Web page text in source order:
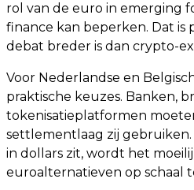
rol van de euro in emerging
finance kan beperken. Dat is
debat breder is dan crypto-
Voor Nederlandse en
praktische keuzes. Banken,
tokenisatieplatformen
settlementlaag zij
in dollars zit, wordt het
euroalternatieven op schaal